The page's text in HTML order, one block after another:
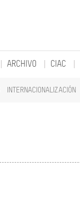
INTERNACIONALIZACIÓN
ARCHIVO CIAC